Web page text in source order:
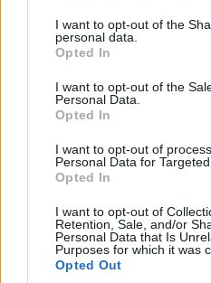
not limited to your visit or
grant or deny consent to
use your data for below
consent section.
I want to opt-out of the
personal data.
Opted In
I want to opt-out of the
Personal Data.
Opted In
I want to opt-out of
Personal Data for Targeted
Opted In
I want to opt-out of
Retention, Sale, and/or
Personal Data that Is
Purposes for which it was
Opted Out
Az ország északnyugati
Dömper és a Subterra-Raab
jelentősen előre haladt a munka.
Látványosan halad a
2020.05.26